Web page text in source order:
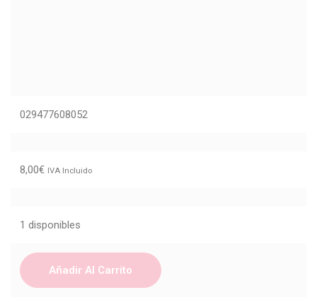
029477608052
8,00€ IVA Incluido
1 disponibles
Añadir Al Carrito